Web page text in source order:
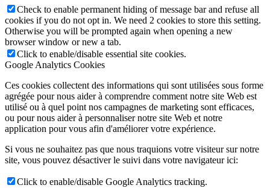
Check to enable permanent hiding of message bar and refuse all
cookies if you do not opt in. We need 2 cookies to store this setting.
Otherwise you will be prompted again when opening a new
browser window or new a tab.
Click to enable/disable essential site cookies.
Google Analytics Cookies
Ces cookies collectent des informations qui sont utilisées sous forme
agrégée pour nous aider à comprendre comment notre site Web est
utilisé ou à quel point nos campagnes de marketing sont efficaces,
ou pour nous aider à personnaliser notre site Web et notre
application pour vous afin d'améliorer votre expérience.
Si vous ne souhaitez pas que nous traquions votre visiteur sur notre
site, vous pouvez désactiver le suivi dans votre navigateur ici:
Click to enable/disable Google Analytics tracking.